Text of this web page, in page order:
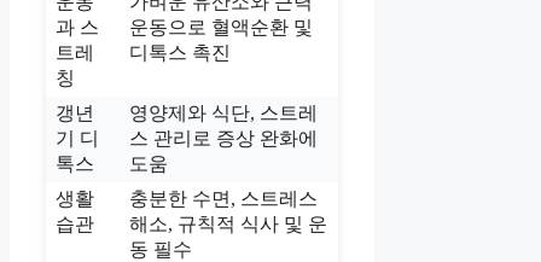
과 스
트레
칭
운동으로 혈액순환 및
디톡스 촉진
갱년
기 디
톡스
영양제와 식단, 스트레
스 관리로 증상 완화에
도움
생활
습관
충분한 수면, 스트레스
해소, 규칙적 식사 및 운
동 필수